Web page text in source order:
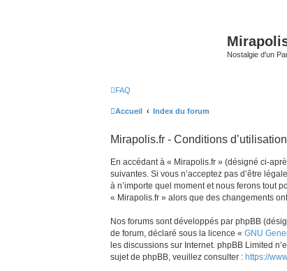
Nostalgie d'un
FAQ
Accueil Index du forum
Mirapolis.fr - Conditions d’utilisation
En accédant à « Mirapolis.fr » (désigné ci-
suivantes. Si vous n’acceptez pas d’être
à n’importe quel moment et nous ferons tout
« Mirapolis.fr » alors que des changements
Nos forums sont développés par phpBB
de forum, déclaré sous la licence « GNU
les discussions sur Internet. phpBB Limited
sujet de phpBB, veuillez consulter : https://